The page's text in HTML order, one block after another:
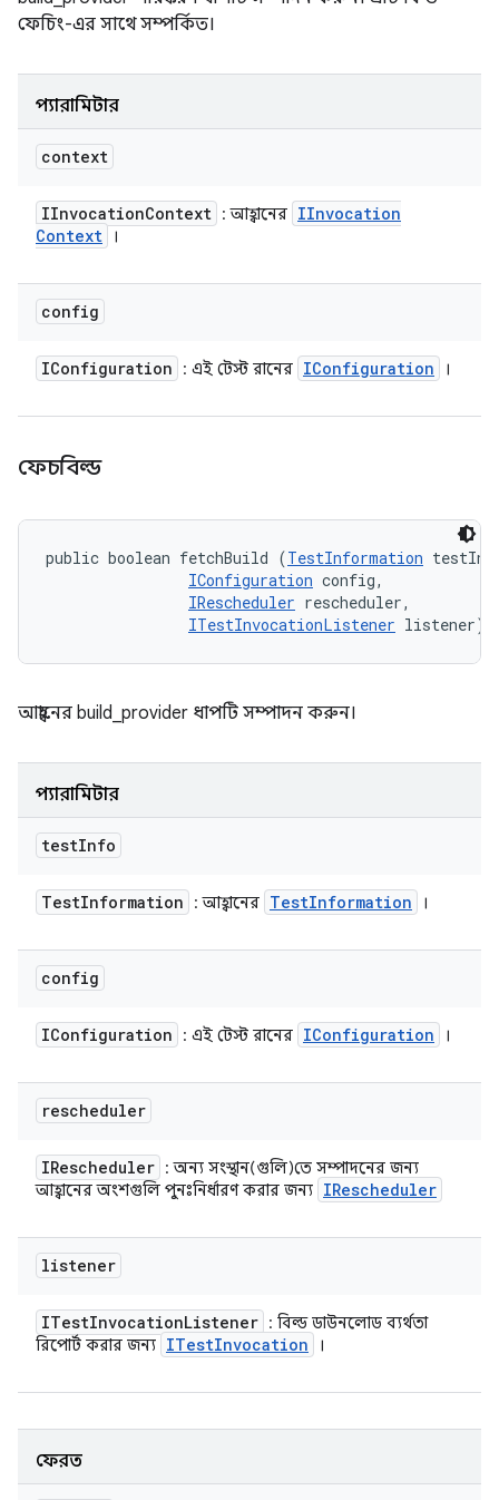
ফেচিং-এর সাথে সম্পর্কিত।
প্যারামিটার
context
IInvocationContext : আহ্বানের IInvocation
Context
।
config
IConfiguration : এই টেস্ট রানের IConfiguration ।
ফেচবিল্ড
public boolean fetchBuild (TestInformation
IConfiguration config,
IRescheduler rescheduler,
ITestInvocationListener listener)
আহ্বানের build_provider ধাপটি সম্পাদন করুন।
প্যারামিটার
testInfo
TestInformation : আহ্বানের TestInformation ।
config
IConfiguration : এই টেস্ট রানের IConfiguration ।
rescheduler
IRescheduler : অন্য সংস্থান(গুলি)তে সম্পাদনের জন্য
আহ্বানের অংশগুলি পুনঃনির্ধারণ করার জন্য IRescheduler
listener
ITestInvocationListener : বিল্ড ডাউনলোড ব্যর্থতা
রিপোর্ট করার জন্য ITestInvocation ।
ফেরত